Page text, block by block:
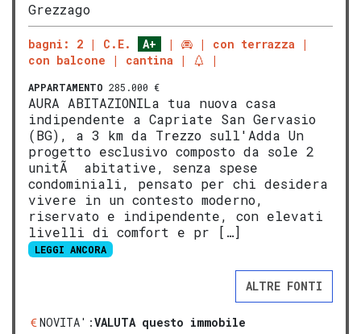
Grezzago
bagni: 2 C.E. A+
con terrazza
con balcone
cantina
APPARTAMENTO 285.000 €
AURA ABITAZIONILa tua nuova casa
indipendente a Capriate San Gervasio
(BG), a 3 km da Trezzo sull'Adda Un
progetto esclusivo composto da sole 2
unitÃ abitative, senza spese
condominiali, pensato per chi desidera
vivere in un contesto moderno,
riservato e indipendente, con elevati
livelli di comfort e pr […]
LEGGI ANCORA
ALTRE FONTI
NOVITA':VALUTA questo immobile